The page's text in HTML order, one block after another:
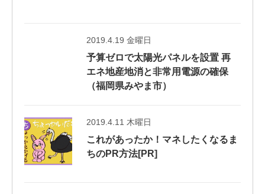
2019.4.19 金曜日
予算ゼロで太陽光パネルを設置 再
エネ地産地消と非常用電源の確保
（福岡県みやま市）
2019.4.11 木曜日
これがあったか！マネしたくなるま
ちのPR方法[PR]